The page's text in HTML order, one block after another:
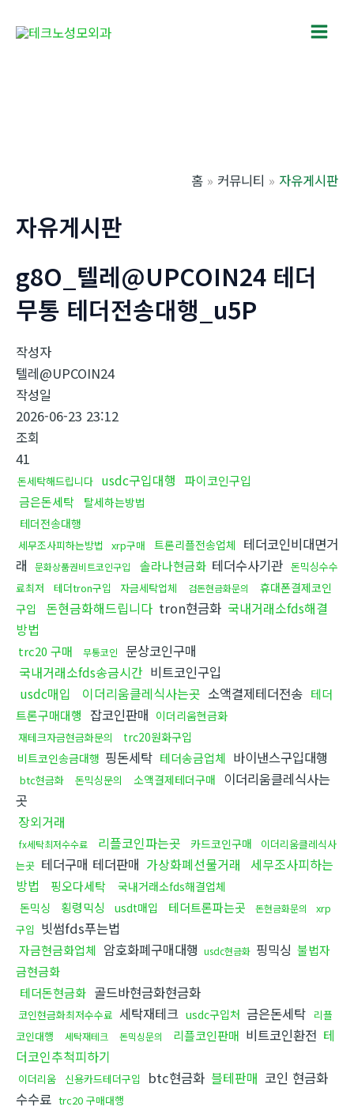
Main
홈 커뮤니티 자유게시판
자유게시판
g8O_텔레@UPCOIN24 테더
무통 테더전송대행_u5P
작성자
텔레@UPCOIN24
작성일
2026-06-23 23:12
조회
41
돈세탁해드립니다 usdc구입대행
파이코인구입
금은돈세탁
탈세하는방법
테더전송대행
세무조사피하는방법 xrp구매 트론리플전송업체 테더코인비대면거
래
문화상품권비트코인구입 솔라나현금화 테더수사기관 돈믹싱수수
료최저
테더tron구입 자금세탁업체 검돈현금화문의
휴대폰결제코인
구입
돈현금화해드립니다 tron현금화 국내거래소fds해결
방법
trc20 구매 무통코인
문상코인구매
국내거래소fds송금시간 비트코인구입
usdc매입
이더리움클레식사는곳 소액결제테더전송 테더
트론구매대행
잡코인판매 이더리움현금화
재테크자금현금화문의
trc20원화구입
비트코인송금대행 핑돈세탁 테더송금업체 바이낸스구입대행
btc현금화 돈믹싱문의 소액결제테더구매 이더리움클레식사는
곳
장외거래
fx세탁최저수수료 리플코인파는곳 카드코인구매
이더리움클레식사
는곳 테더구매 테더판매 가상화폐선물거래 세무조사피하는
방법
핑오다세탁
국내거래소fds해결업체
돈믹싱
횡령믹싱 usdt매입 테더트론파는곳 돈현금화문의
xrp
구입 빗썸fds푸는법
자금현금화업체 암호화폐구매대행 usdc현금화 핑믹싱 불법자
금현금화
테더돈현금화 골드바현금화현금화
코인현금화최저수수료 세탁재테크 usdc구입처 금은돈세탁 리플
코인대행
세탁재테크 돈믹싱문의 리플코인판매 비트코인환전 테
더코인추척피하기
이더리움 신용카드테더구입 btc현금화 블테판매 코인 현금화
수수료 trc20 구매대행